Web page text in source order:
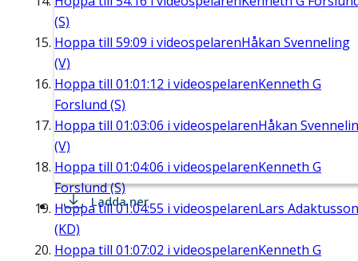
(S)
Hoppa till 59:09 i videospelarenHåkan Svenneling
(V)
Hoppa till 01:01:12 i videospelarenKenneth G
Forslund (S)
Hoppa till 01:03:06 i videospelarenHåkan
(V)
Hoppa till 01:04:06 i videospelarenKenneth G
Forslund (S)
Hoppa till01:04:55 i videospelarenLars Adaktusson
(KD)
Hoppa till 01:07:02 i videospelarenKenneth G
Ladda ner